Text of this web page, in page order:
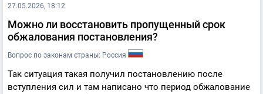
27.05.2026, 18:12
Можно ли восстановить пропущенный срок
обжалования постановления?
Вопрос по законам страны: Россия
Так ситуация такая получил постановлению после
вступления сил и там написано что период обжалование